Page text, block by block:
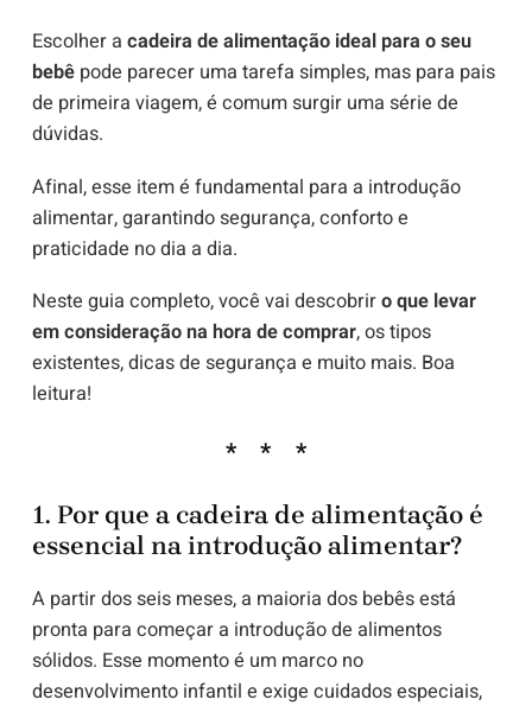
Escolher a cadeira de alimentação ideal para o seu
bebêpode parecer uma tarefa simples, mas para pais
de primeira viagem, é comum surgir uma série de
dúvidas.
Afinal, esse item é fundamental para a introdução
alimentar, garantindo segurança, conforto e
praticidade no dia a dia.
Neste guia completo, você vai descobriro que levar
em consideração na hora de comprar, os tipos
existentes, dicas de segurança e muito mais. Boa
leitura!
1. Por que a cadeira de alimentação é
essencial na introdução alimentar?
A partir dos seis meses, a maioria dos bebês está
pronta para começar a introdução de alimentos
sólidos. Esse momento é um marco no
desenvolvimento infantil e exige cuidados especiais,